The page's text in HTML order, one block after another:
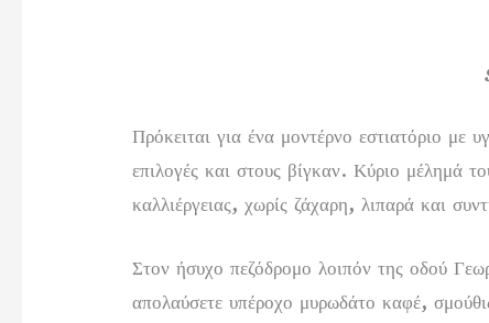
Πρόκειται για ένα μοντέρνο εστιατόριο με
επιλογές και στους βίγκαν. Κύριο μέλημά
καλλιέργειας, χωρίς ζάχαρη, λιπαρά και
Στον ήσυχο πεζόδρομο λοιπόν της οδού
απολαύσετε υπέροχο μυρωδάτο καφέ,